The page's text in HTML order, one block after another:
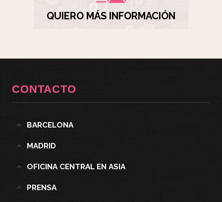
QUIERO MÁS INFORMACIÓN
CONTACTO
BARCELONA
MADRID
OFICINA CENTRAL EN ASIA
PRENSA